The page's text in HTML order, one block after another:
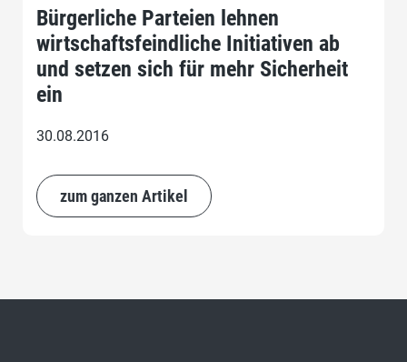
Bürgerliche Parteien lehnen
wirtschaftsfeindliche Initiativen ab
und setzen sich für mehr Sicherheit
ein
30.08.2016
zum ganzen Artikel